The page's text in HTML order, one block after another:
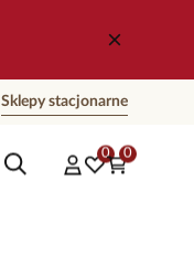
Sklepy stacjonarne
0 0